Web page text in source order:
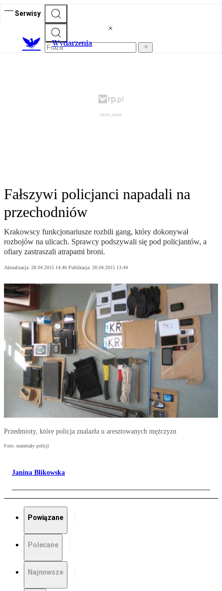
Serwisy
Wydarzenia
Fałszywi policjanci napadali na
przechodniów
Krakowscy funkcjonariusze rozbili gang, który dokonywał
rozbojów na ulicach. Sprawcy podszywali się pod policjantów, a
ofiary zastraszali atrapami broni.
Aktualizacja: 28.04.2015 14:46 Publikacja: 28.04.2015 13:44
Przedmioty, które policja znalazła u aresztowanych mężczyzn
Foto: materiały policji
Janina Blikowska
Powiązane
Polecane
Najnowsze